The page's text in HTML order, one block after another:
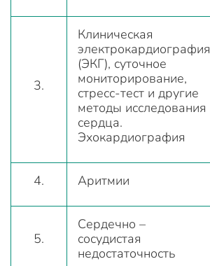
3.
Клиническая
электрокардиография
(ЭКГ), суточное
мониторирование,
стресс-тест и другие
методы исследования
сердца.
Эхокардиография
4. Аритмии
5.
Сердечно –
сосудистая
недостаточность